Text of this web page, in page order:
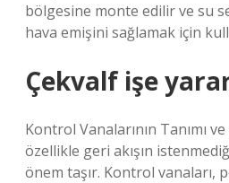
bölgesine monte edilir ve su
hava emişini sağlamak için
Çekvalf işe
Kontrol Vanalarının Tanımı
özellikle geri akışın
önem taşır. Kontrol vanaları,